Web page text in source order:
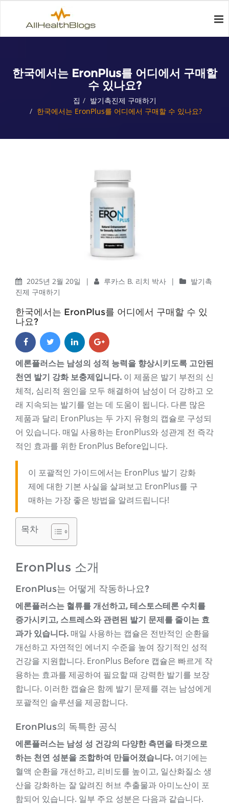
한국에서는 EronPlus를 어디에서 구매할
수 있나요?
집
발기촉진제 구매하기
한국에서는 EronPlus를 어디에서 구매할 수 있나요?
2025년 2월 20일 | 루카스 B. 리치 박사 |
발기촉
진제 구매하기
한국에서는 EronPlus를 어디에서 구매할 수 있
나요?
에론플러스는 남성의 성적 능력을 향상시키도록 고안된
천연 발기 강화 보충제입니다. 이 제품은 발기 부전의 신
체적, 심리적 원인을 모두 해결하여 남성이 더 강하고 오
래 지속되는 발기를 얻는 데 도움이 됩니다. 다른 많은
제품과 달리 EronPlus는 두 가지 유형의 캡슐로 구성되
어 있습니다. 매일 사용하는 EronPlus와 성관계 전 즉각
적인 효과를 위한 EronPlus Before입니다.
이 포괄적인 가이드에서는 EronPlus 발기 강화
제에 대한 기본 사실을 살펴보고 EronPlus를 구
매하는 가장 좋은 방법을 알려드립니다!
목차
EronPlus 소개
EronPlus는 어떻게 작동하나요?
에론플러스는 혈류를 개선하고, 테스토스테론 수치를
증가시키고, 스트레스와 관련된 발기 문제를 줄이는 효
과가 있습니다. 매일 사용하는 캡슐은 전반적인 순환을
개선하고 자연적인 에너지 수준을 높여 장기적인 성적
건강을 지원합니다. EronPlus Before 캡슐은 빠르게 작
용하는 효과를 제공하여 필요할 때 강력한 발기를 보장
합니다. 이러한 캡슐은 함께 발기 문제를 겪는 남성에게
포괄적인 솔루션을 제공합니다.
EronPlus의 독특한 공식
에론플러스는 남성 성 건강의 다양한 측면을 타겟으로
하는 천연 성분을 조합하여 만들어졌습니다. 여기에는
혈액 순환을 개선하고, 리비도를 높이고, 일산화질소 생
산을 강화하는 잘 알려진 허브 추출물과 아미노산이 포
함되어 있습니다. 일부 주요 성분은 다음과 같습니다.